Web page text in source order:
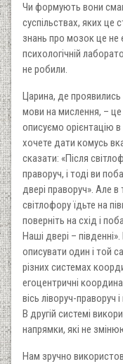
Чи формують вони
суспільствах, яких це
знань про мозок це
психологічній
не робили.
Царина, де
мови на мислення, –
описуємо орієнтацію
хочете дати комусь
сказати: «Після
праворуч, і тоді ви
двері праворуч». Але в
світлофору їдьте на
поверніть на схід і
Наші двері –
описувати один і той
різних системах
егоцентричні
вісь ліворуч-праворуч
В другій системі
напрямки, які не
Нам зручно